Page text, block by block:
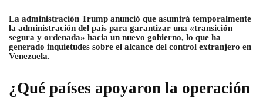
La administración Trump anunció que asumirá temporalmente
la administración del país para garantizar una «transición
segura y ordenada» hacia un nuevo gobierno, lo que ha
generado inquietudes sobre el alcance del control extranjero en
Venezuela.
¿Qué países apoyaron la operación